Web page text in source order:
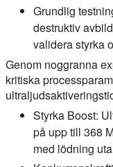
Grundlig
destruktiv
validera styrka
Genom noggranna
kritiska
Styrka Boost:
på upp till 368
med lödning